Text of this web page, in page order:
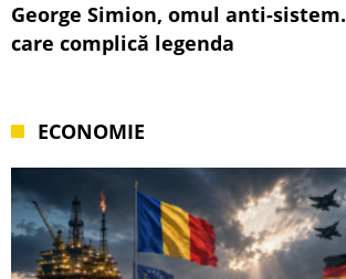
George Simion, omul anti-
care complică legenda
ECONOMIE